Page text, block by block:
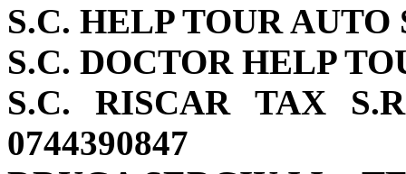
S.C. HELP TOUR
S.C. DOCTOR HELP
S.C. RISCAR TAX
0744390847